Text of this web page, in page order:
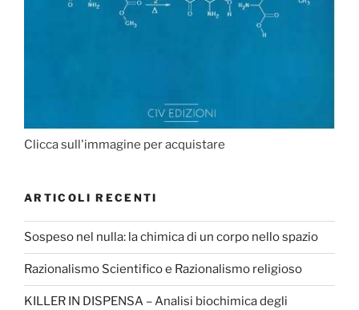
Clicca sull'immagine per acquistare
ARTICOLI RECENTI
Sospeso nel nulla: la chimica di un corpo nello spazio
Razionalismo Scientifico e Razionalismo religioso
KILLER IN DISPENSA – Analisi biochimica degli